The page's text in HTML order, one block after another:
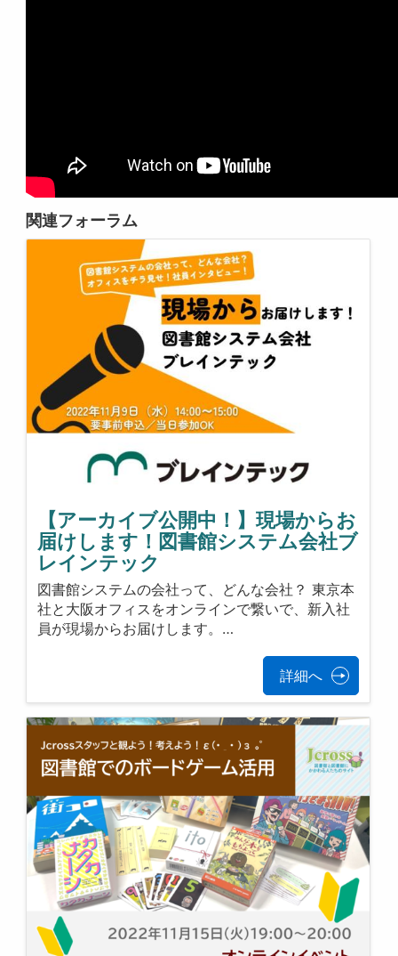
関連フォーラム
【アーカイブ公開中！】現場からお
届けします！図書館システム会社ブ
レインテック
図書館システムの会社って、どんな会社？ 東京本
社と大阪オフィスをオンラインで繋いで、新入社
員が現場からお届けします。…
詳細へ